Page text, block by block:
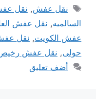
الوسوم
نقل عفش, نقل عفش 24
السالميه, نقل عفش
عفش الكويت, نقل
حولى, نقل عفش
أضف تعليق